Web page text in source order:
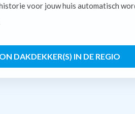
voor jouw huis automatisch
DAKDEKKER(S) IN DE REGIO